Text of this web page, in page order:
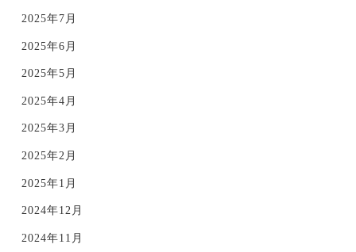
2025年7月
2025年6月
2025年5月
2025年4月
2025年3月
2025年2月
2025年1月
2024年12月
2024年11月